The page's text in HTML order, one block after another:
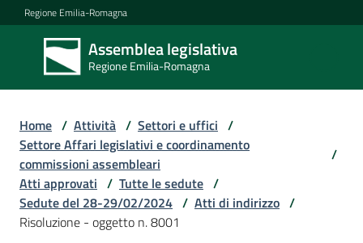
Vai al contenuto
Vai alla navigazione
Vai al footer
Regione Emilia-Romagna
Assemblea legislativa
Regione Emilia-Romagna
Assemblea
legislativa
Regione Emilia-
Assemblea
Home / Attività / Settori e uffici /
Settore Affari legislativi e coordinamento
commissioni assembleari
/
Atti approvati / Tutte le sedute /
Sedute del 28-29/02/2024 / Atti di indirizzo /
Risoluzione - oggetto n. 8001